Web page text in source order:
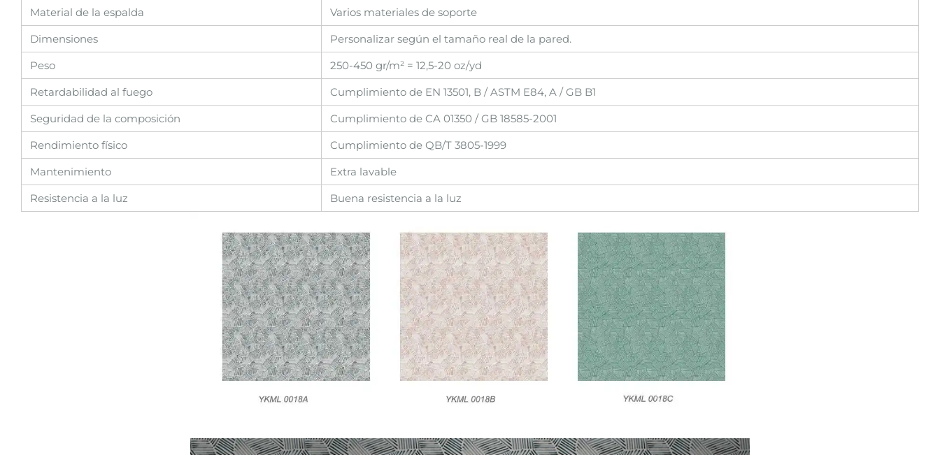
Material de la espalda
Varios materiales de soporte
Dimensiones
Personalizar según el tamaño real de la pared.
Peso
250-450 gr/m² = 12,5-20 oz/yd
Retardabilidad al fuego
Cumplimiento de EN 13501, B / ASTM E84, A / GB B1
Seguridad de la composición
Cumplimiento de CA 01350 / GB 18585-2001
Rendimiento físico
Cumplimiento de QB/T 3805-1999
Mantenimiento
Extra lavable
Resistencia a la luz
Buena resistencia a la luz